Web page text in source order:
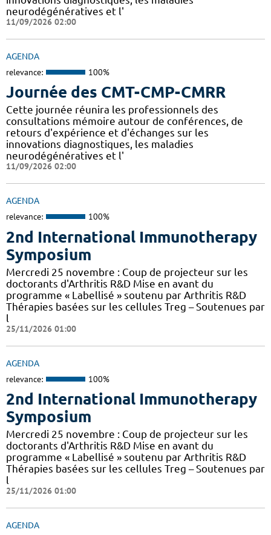
neurodégénératives et l'
11/09/2026 02:00
AGENDA
relevance: 100%
Journée des CMT-CMP-CMRR
Cette journée réunira les professionnels des
consultations mémoire autour de conférences, de
retours d'expérience et d'échanges sur les
innovations diagnostiques, les maladies
neurodégénératives et l'
11/09/2026 02:00
AGENDA
relevance: 100%
2nd International Immunotherapy
Symposium
Mercredi 25 novembre : Coup de projecteur sur les
doctorants d'Arthritis R&D Mise en avant du
programme « Labellisé » soutenu par Arthritis R&D
Thérapies basées sur les cellules Treg – Soutenues par
l
25/11/2026 01:00
AGENDA
relevance: 100%
2nd International Immunotherapy
Symposium
Mercredi 25 novembre : Coup de projecteur sur les
doctorants d'Arthritis R&D Mise en avant du
programme « Labellisé » soutenu par Arthritis R&D
Thérapies basées sur les cellules Treg – Soutenues par
l
25/11/2026 01:00
AGENDA